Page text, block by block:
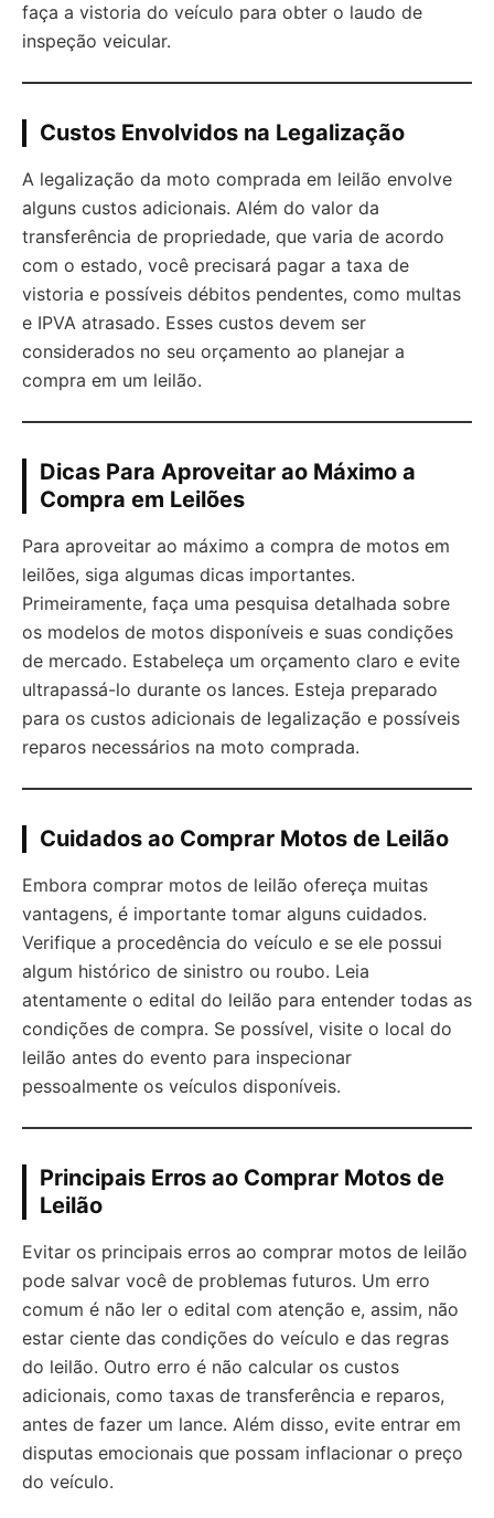
faça a vistoria do veículo para obter o laudo de
inspeção veicular.
Custos Envolvidos na Legalização
A legalização da moto comprada em leilão envolve
alguns custos adicionais. Além do valor da
transferência de propriedade, que varia de acordo
com o estado, você precisará pagar a taxa de
vistoria e possíveis débitos pendentes, como multas
e IPVA atrasado. Esses custos devem ser
considerados no seu orçamento ao planejar a
compra em um leilão.
Dicas Para Aproveitar ao Máximo a
Compra em Leilões
Para aproveitar ao máximo a compra de motos em
leilões, siga algumas dicas importantes.
Primeiramente, faça uma pesquisa detalhada sobre
os modelos de motos disponíveis e suas condições
de mercado. Estabeleça um orçamento claro e evite
ultrapassá-lo durante os lances. Esteja preparado
para os custos adicionais de legalização e possíveis
reparos necessários na moto comprada.
Cuidados ao Comprar Motos de Leilão
Embora comprar motos de leilão ofereça muitas
vantagens, é importante tomar alguns cuidados.
Verifique a procedência do veículo e se ele possui
algum histórico de sinistro ou roubo. Leia
atentamente o edital do leilão para entender todas as
condições de compra. Se possível, visite o local do
leilão antes do evento para inspecionar
pessoalmente os veículos disponíveis.
Principais Erros ao Comprar Motos de
Leilão
Evitar os principais erros ao comprar motos de leilão
pode salvar você de problemas futuros. Um erro
comum é não ler o edital com atenção e, assim, não
estar ciente das condições do veículo e das regras
do leilão. Outro erro é não calcular os custos
adicionais, como taxas de transferência e reparos,
antes de fazer um lance. Além disso, evite entrar em
disputas emocionais que possam inflacionar o preço
do veículo.